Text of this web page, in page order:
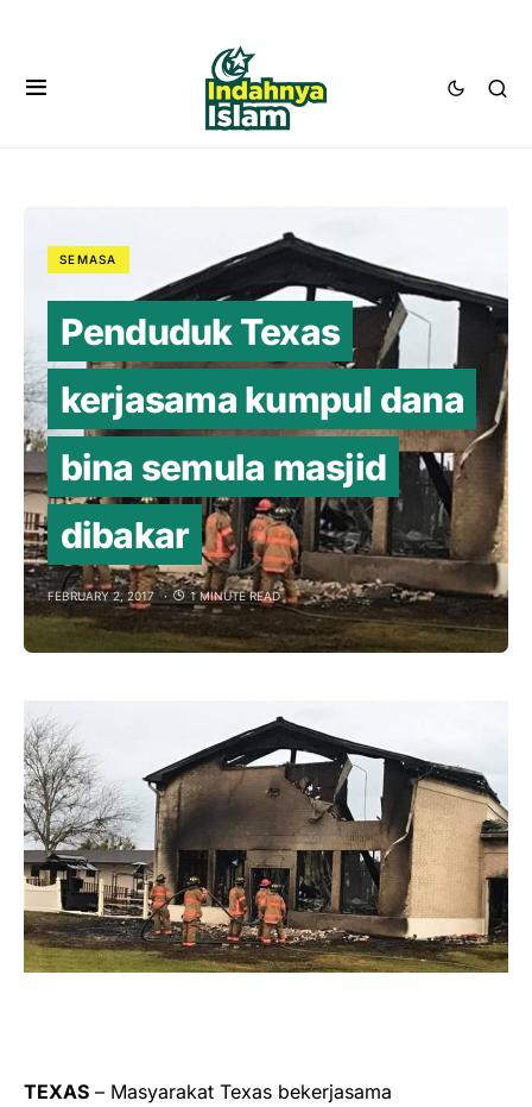
SEMASA
Penduduk Texas
kerjasama kumpul dana
bina semula masjid
dibakar
FEBRUARY 2, 2017 1 MINUTE READ
TEXAS – Masyarakat Texas bekerjasama